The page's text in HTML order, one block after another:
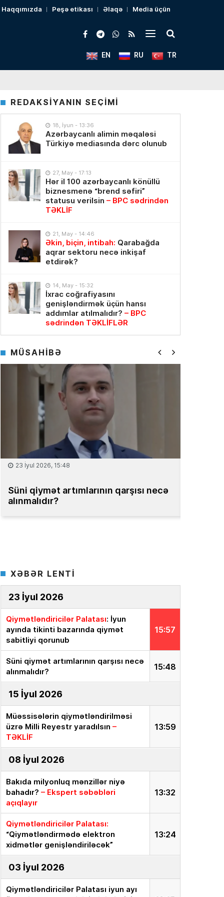
Haqqımızda Peşə etikası Əlaqə Media üçün
TR
RU
EN
REDAKSİYANIN SEÇİMİ
18, İyun - 13:36
Azərbaycanlı alimin məqaləsi
Türkiyə mediasında dərc olunub
27, May - 17:13
Hər il 100 azərbaycanlı könüllü
biznesmenə “brend səfiri”
statusu verilsin – BPC sədrindən
TƏKLİF
21, May - 14:46
Əkin, biçin, intibah: Qarabağda
aqrar sektoru necə inkişaf
etdirək?
14, May - 15:32
İxrac coğrafiyasını
genişləndirmək üçün hansı
addımlar atılmalıdır? – BPC
sədrindən TƏKLİFLƏR
MÜSAHİBƏ
15 İyul 2026, 13:59
Müəssisələrin qiymətləndirilməsi
üzrə Milli Reyestr yaradılsın
XƏBƏR LENTİ
23 İyul 2026
15:57
Qiymətləndiricilər Palatası: İyun
ayında tikinti bazarında qiymət
sabitliyi qorunub
15:48
Süni qiymət artımlarının qarşısı necə
alınmalıdır?
15 İyul 2026
13:59
Müəssisələrin qiymətləndirilməsi
üzrə Milli Reyestr yaradılsın –
TƏKLİF
08 İyul 2026
13:32
Bakıda milyonluq mənzillər niyə
bahadır? – Ekspert səbəbləri
açıqlayır
13:24
Qiymətləndiricilər Palatası:
“Qiymətləndirmədə elektron
xidmətlər genişləndiriləcək”
03 İyul 2026
Qiymətləndiricilər Palatası iyun ayı